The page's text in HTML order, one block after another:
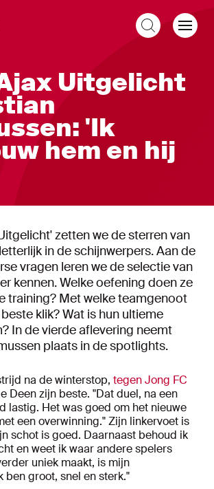
Uitgelicht
'Ik
hem en hij
zetten we de sterren van
in de schijnwerpers. Aan de
vragen leren we de selectie van
kennen. Welke oefening doen ze
training? Met welke teamgenoot
klik? Wat is hun ultieme
In de vierde aflevering neemt
plaats in de spotlights.
na de winterstop, tegen Jong FC
Deen zijn beste. "Dat duel, na een
lastig. Het was goed om het nieuwe
een overwinning." Zijn linkervoet is
schot is goed. Daarnaast behoud ik
en weet ik waar andere spelers
uniek maakt, is mijn
ben groot, snel en sterk."